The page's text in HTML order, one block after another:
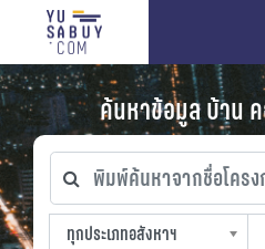
ค้นหาข้อมูล บ้าน
พิมพ์ค้นหาจากชื่อโครงการ
ทุกประเภทอสังหาฯ
ทุกประเภทอสังหาฯ
ทุกทำเลที่ตั้ง